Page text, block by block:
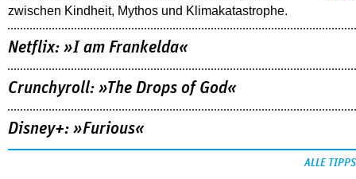
zwischen Kindheit, Mythos und Klimakatastrophe.
Netflix: »I am Frankelda«
Crunchyroll: »The Drops of God«
Disney+: »Furious«
ALLE TIPPS